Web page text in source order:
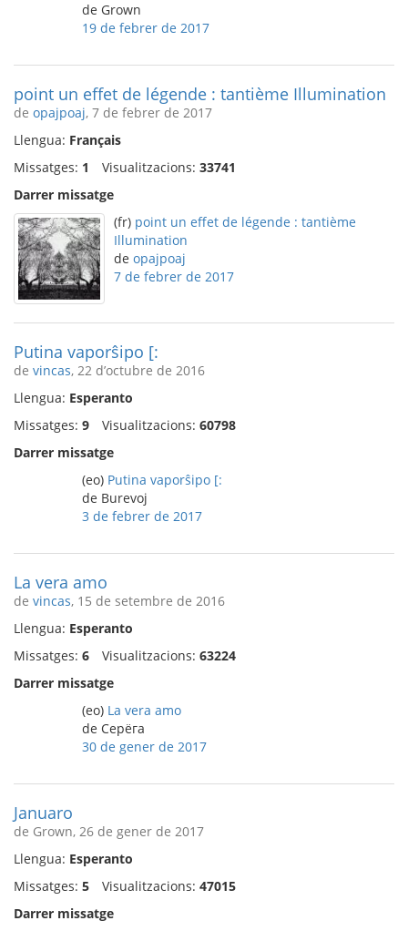
de Grown
19 de febrer de 2017
point un effet de légende : tantième Illumination
de opajpoaj, 7 de febrer de 2017
Llengua: Français
Missatges: 1 Visualitzacions: 33741
Darrer missatge
(fr) point un effet de légende : tantième
Illumination
de opajpoaj
7 de febrer de 2017
Putina vaporŝipo [:
de vincas, 22 d’octubre de 2016
Llengua: Esperanto
Missatges: 9 Visualitzacions: 60798
Darrer missatge
(eo) Putina vaporŝipo [:
de Burevoj
3 de febrer de 2017
La vera amo
de vincas, 15 de setembre de 2016
Llengua: Esperanto
Missatges: 6 Visualitzacions: 63224
Darrer missatge
(eo) La vera amo
de Серёга
30 de gener de 2017
Januaro
de Grown, 26 de gener de 2017
Llengua: Esperanto
Missatges: 5 Visualitzacions: 47015
Darrer missatge